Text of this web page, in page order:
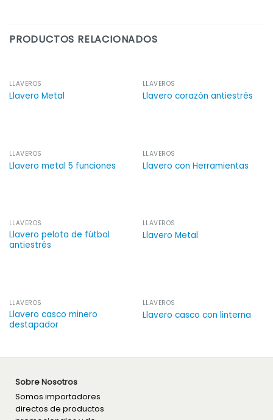
PRODUCTOS RELACIONADOS
LLAVEROS
Llavero Metal
LLAVEROS
Llavero corazón antiestrés
LLAVEROS
Llavero metal 5 funciones
LLAVEROS
Llavero con Herramientas
LLAVEROS
Llavero pelota de fútbol
antiestrés
LLAVEROS
Llavero Metal
LLAVEROS
Llavero casco minero
destapador
LLAVEROS
Llavero casco con linterna
Sobre Nosotros
Somos importadores
directos de productos